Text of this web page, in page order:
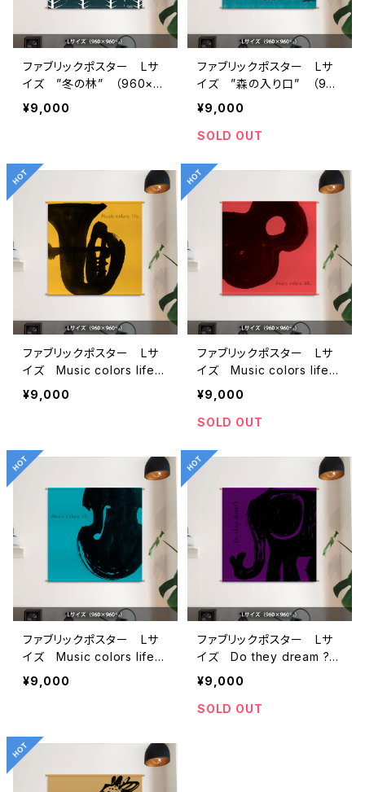
ファブリックポスター Lサ
イズ ”冬の林” （960×9
60mm）
¥9,000
ファブリックポスター Lサ
イズ ”森の入り口” （960
×960mm）
¥9,000
SOLD OUT
ファブリックポスター Lサ
イズ Music colors life
”チューバ” （960×960
mm）
¥9,000
ファブリックポスター Lサ
イズ Music colors life
”ギター” （960×960m
¥9,000
SOLD OUT
ファブリックポスター Lサ
イズ Music colors life
”チェロ” （960×960m
¥9,000
ファブリックポスター Lサ
イズ Do they dream ?
”ゾウ” （960×960m
¥9,000
SOLD OUT